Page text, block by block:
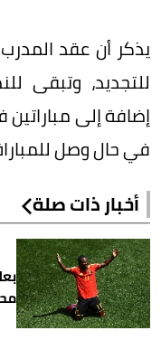
يذكر أن عقد
إضافة إلى
في حال وصل
أخبار ذات صلة